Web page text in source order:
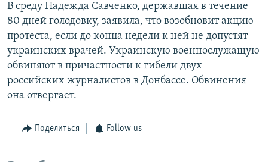
В среду Надежда Савченко, державшая в течение
80 дней голодовку, заявила, что возобновит акцию
протеста, если до конца недели к ней не допустят
украинских врачей. Украинскую военнослужащую
обвиняют в причастности к гибели двух
российских журналистов в Донбассе. Обвинения
она отвергает.
Поделиться Follow us